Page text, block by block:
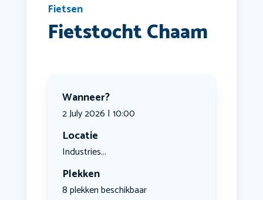
Fietsen
Fietstocht Chaam
Wanneer?
2 July 2026 | 10:00
Locatie
Industries...
Plekken
8 plekken beschikbaar